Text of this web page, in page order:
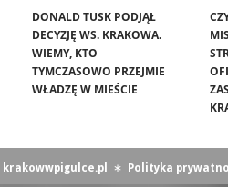
DONALD TUSK PODJĄŁ
DECYZJĘ WS. KRAKOWA.
WIEMY, KTO
TYMCZASOWO PRZEJMIE
WŁADZĘ W MIEŚCIE
krakowwpigulce.pl ∗ Polityka